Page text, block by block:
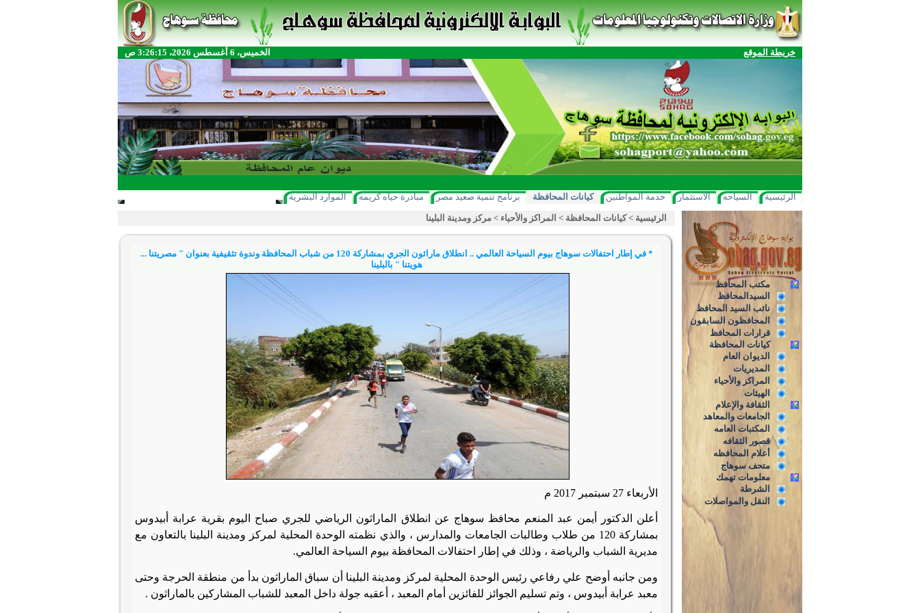
خريطة الموقع الخميس، 6 أغسطس 2026، 3:26:15 ص
الرئيسية السياحه الاستثمار خدمة المواطنين كيانات المحافظة برنامج تنمية صعيد مصر مبادرة حياه كريمه الموارد البشرية
مكتب المحافظ
السيدالمحافظ
نائب السيد المحافظ
المحافظون السابقون
قرارات المحافظ
كيانات المحافظة
الديوان العام
المديريات
المراكز والأحياء
الهيئات
الثقافة والإعلام
الجامعات والمعاهد
المكتبات العامه
قصور الثقافه
أعلام المحافظه
متحف سوهاج
معلومات تهمك
الشرطة
النقل والمواصلات
الرئيسية >كيانات المحافظة > المراكز والأحياء > مركز ومدينة البلينا
* في إطار احتفالات سوهاج بيوم السياحة العالمي .. انطلاق ماراثون الجري بمشاركة 120 من شباب المحافظة وندوة تثقيفية بعنوان " مصريتنا ...
هويتنا " بالبلينا
الأربعاء 27 سبتمبر 2017 م
أعلن الدكتور أيمن عبد المنعم محافظ سوهاج عن انطلاق الماراثون الرياضي للجري صباح اليوم بقرية عرابة أبيدوس
بمشاركة 120 من طلاب وطالبات الجامعات والمدارس ، والذي نظمته الوحدة المحلية لمركز ومدينة البلينا بالتعاون مع
مديرية الشباب والرياضة ، وذلك في إطار احتفالات المحافظة بيوم السياحة العالمي.
ومن جانبه أوضح علي رفاعي رئيس الوحدة المحلية لمركز ومدينة البلينا أن سباق الماراثون بدأ من منطقة الحرجة وحتى
معبد عرابة أبيدوس ، وتم تسليم الجوائز للفائزين أمام المعبد ، أعقبه جولة داخل المعبد للشباب المشاركين بالماراثون .